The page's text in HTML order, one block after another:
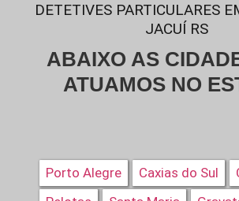
DETETIVES PARTICULARES
JACUÍ RS
ABAIXO AS
ATUAMOS NO
Porto Alegre Caxias do Sul